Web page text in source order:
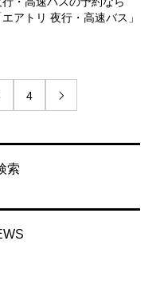
エアトリ 夜行・高速バス」
4 
索